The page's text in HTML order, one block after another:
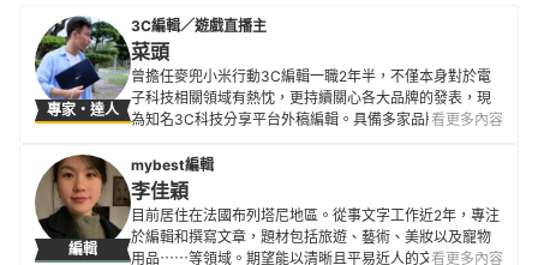
專家・達人
3C編輯／遊戲直播主
菜頭
曾擔任麥兜小米行動3C編輯一職2年半，不僅本身對於電
子科技相關領域有熱忱，更持續關心各大品牌的發表，現
為知名3C科技分享平台外稿編輯。具備多家品牌及多樣3C
等商品的最新潮流與性能設計，致力於提供更貼近使用者
需求的專業指引。
菜頭的簡介
看更多內容
編輯
mybest編輯
李佳穎
目前居住在法國布列塔尼地區。從事文字工作近2年，專注
於編輯和撰寫文章，題材包括旅遊、藝術、美妝以及寵物
用品⋯⋯等領域。期望能以清晰且平易近人的文字，提供
看更多內容